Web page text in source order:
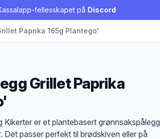
fellesskapet på Discord
Paprika 165g Plantego'
Grillet Paprika
Kikerter er et plantebasert grønnsakspålegg
Det passer perfekt til brødskiven eller på